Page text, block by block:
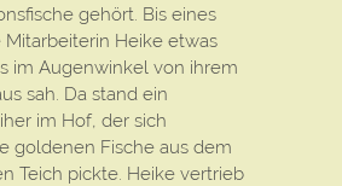
gehört. Bis eines
Mitarbeiterin Heike etwas
im Augenwinkel von ihrem
sah. Da stand ein
im Hof, der sich
goldenen Fische aus dem
Teich pickte. Heike vertrieb